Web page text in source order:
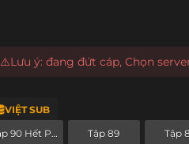
⚠️Lưu ý: đang đứt cáp, Chọn
VIỆT SUB
Tập 90 Hết Phần Tập 89 Tập